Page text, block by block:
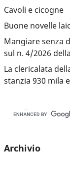
Cavoli e cicogne
Buone novelle
Mangiare senza
sul n. 4/2026
La clericalata
stanzia 930 mila
Archivio